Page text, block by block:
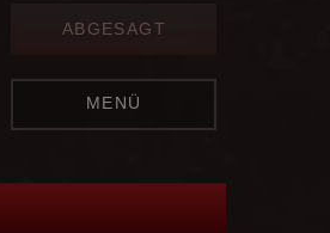
ABGESAGT
MENÜ